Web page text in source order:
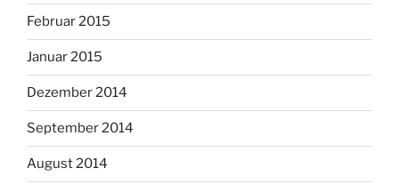
Februar 2015
Januar 2015
Dezember 2014
September 2014
August 2014